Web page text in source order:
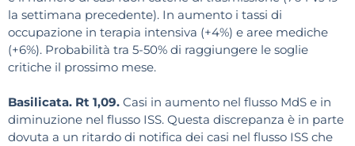
la settimana precedente). In aumento i tassi di
occupazione in terapia intensiva (+4%) e aree mediche
(+6%). Probabilità tra 5-50% di raggiungere le soglie
critiche il prossimo mese.
Basilicata. Rt 1,09. Casi in aumento nel flusso MdS e in
diminuzione nel flusso ISS. Questa discrepanza è in parte
dovuta a un ritardo di notifica dei casi nel flusso ISS che